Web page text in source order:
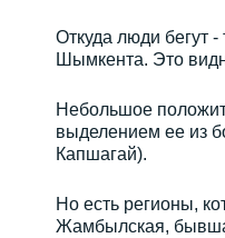
Откуда люди бегут
Шымкента. Это
Небольшое
выделением ее из
Капшагай).
Но есть регионы,
Жамбылская,